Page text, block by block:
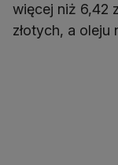
więcej niż 6,42
złotych, a oleju